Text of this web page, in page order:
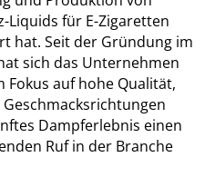
Liquids für E-Zigaretten
hat. Seit der Gründung im
sich das Unternehmen
Fokus auf hohe Qualität,
Dampferlebnis einen
Ruf in der Branche